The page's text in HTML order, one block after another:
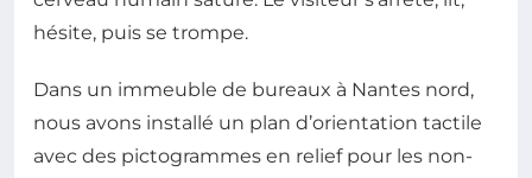
hésite, puis se trompe.
Dans un immeuble de bureaux à Nantes nord,
nous avons installé un plan d’orientation tactile
avec des pictogrammes en relief pour les non-